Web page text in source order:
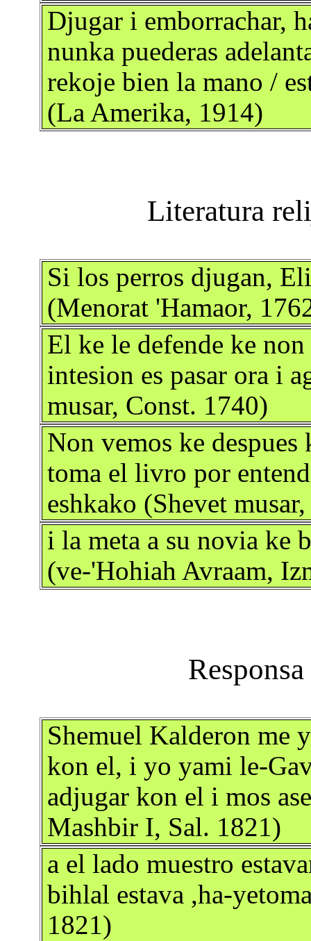
Djugar i emborrachar,
nunka puederas
rekoje bien la mano /
(La Amerika, 1914)
Si los perros djugan,
(Menorat 'Hamaor,
El ke le defende ke
intesion es pasar ora i
musar, Const. 1740)
Non vemos ke despues
toma el livro por
eshkako (Shevet
i la meta a su novia ke
(ve-'Hohiah Avraam,
Shemuel Kalderon me
kon el, i yo yami le-
adjugar kon el i mos
Mashbir I, Sal. 1821)
a el lado muestro
bihlal estava ,ha-
1821)